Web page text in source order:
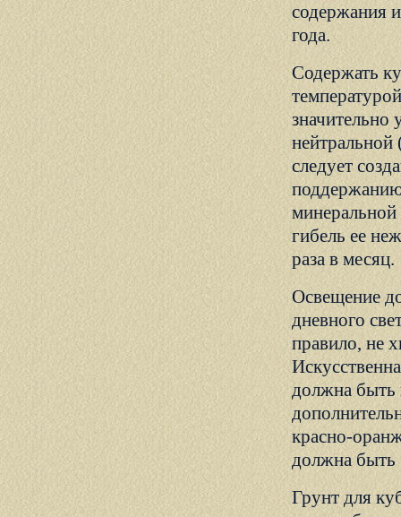
содержания
года.
Содержать
значительно
нейтральной
следует
гибель ее
раза в месяц.
Освещение
дневного
правило, не
должна быть
красно-
должна быть
Грунт для